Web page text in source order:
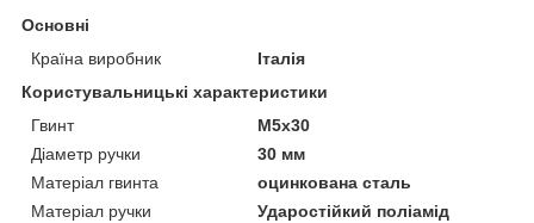
Основні
Країна виробник
Італія
Користувальницькі характеристики
Гвинт
М5х30
Діаметр ручки
30 мм
Матеріал гвинта
оцинкована сталь
Матеріал ручки
Ударостійкий поліамід